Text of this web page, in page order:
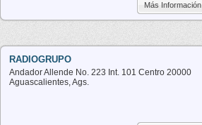
Más Información
RADIOGRUPO
Andador Allende No. 223 Int. 101 Centro 20000
Aguascalientes, Ags.